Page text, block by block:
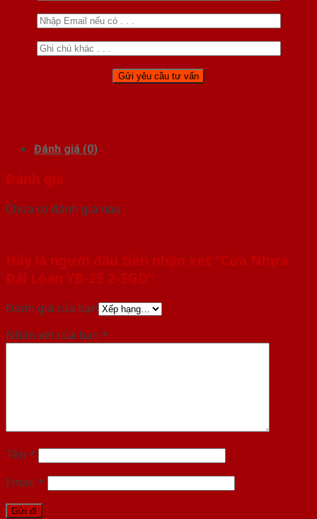
Đánh giá (0)
Đánh giá
Chưa có đánh giá nào.
Hãy là người đầu tiên nhận xét “Cửa Nhựa
Đài Loan YB-25 2-SGD”
Đánh giá của bạn
Nhận xét của bạn *
Tên *
Email *